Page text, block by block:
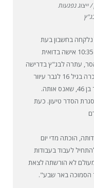
ייצוג נפגעות
בחשבון בעת
משפטה אילנה קוריאלפורסם: 08.04.18 , 10:35 אישה בדואית
עליה 11 שנות מאסר, עתרה לבג"ץ בדרישה
שיכירו בה כקורבן בסחר בבני אדם. נור נמכרה בגיל 16 לגבר עיוור
ובגיל 17 נמכרה בשנית כאישה שנייה לגבר בן 46, שאנס אותה.
במסגרת הסדר טיעון. כעת
הוכתה מדי יום
לעבוד בעבודות
מעולם לא הורשתה לצאת
הסמוכה באר שבע".